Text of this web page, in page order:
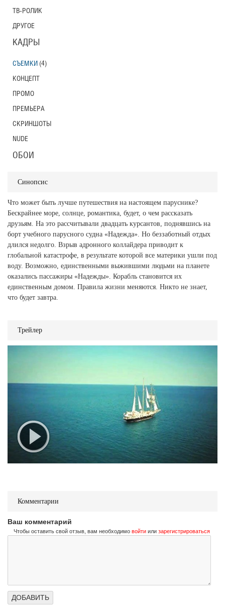
Синопсис
Что может быть лучше путешествия на настоящем паруснике?
Бескрайнее море, солнце, романтика, будет, о чем рассказать
друзьям. На это рассчитывали двадцать курсантов, поднявшись на
борт учебного парусного судна «Надежда». Но беззаботный отдых
длился недолго. Взрыв адронного коллайдера приводит к
глобальной катастрофе, в результате которой все материки ушли под
воду. Возможно, единственными выжившими людьми на планете
оказались пассажиры «Надежды». Корабль становится их
единственным домом. Правила жизни меняются. Никто не знает,
что будет завтра.
Трейлер
Комментарии
Ваш комментарий
Чтобы оставить свой отзыв, вам необходимо войти или зарегистрироваться
ТВ-РОЛИК
ДРУГОЕ
КАДРЫ
СЪЕМКИ (4)
КОНЦЕПТ
ПРОМО
ПРЕМЬЕРА
СКРИНШОТЫ
NUDE
ОБОИ